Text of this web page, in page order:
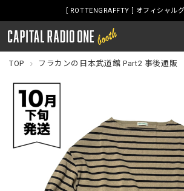
[ ROTTENGRAFFTY ] オフィシャルグ
TOP フラカンの日本武道館 Part2 事後通販